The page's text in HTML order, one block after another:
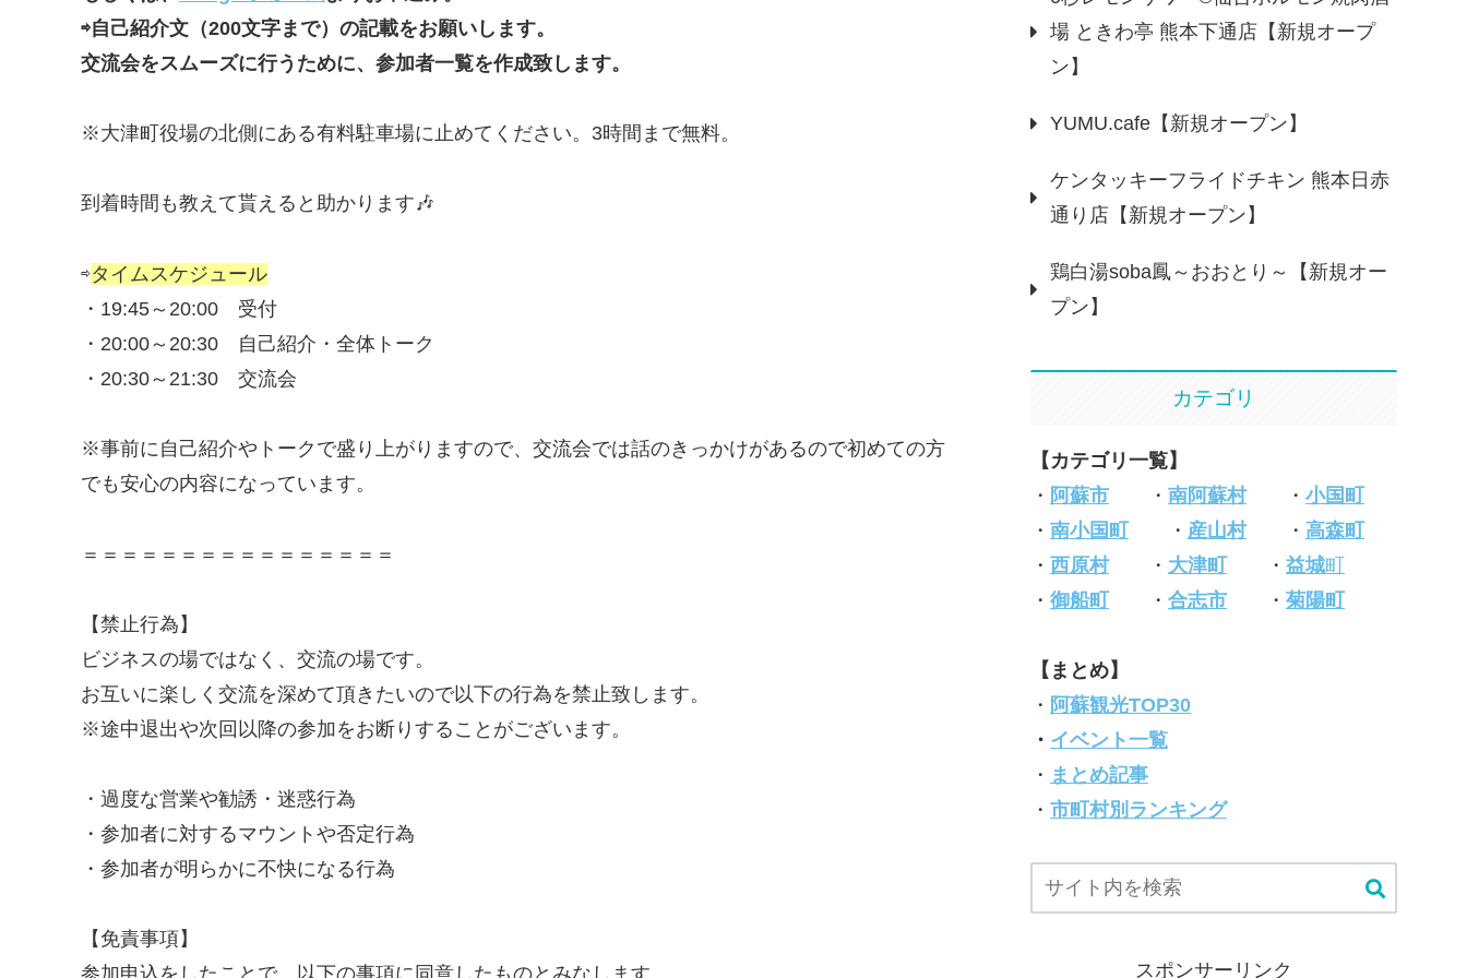
⇨自己紹介文（200文字まで）の記載をお願いします。
交流会をスムーズに行うために、参加者一覧を作成致します。
※大津町役場の北側にある有料駐車場に止めてください。3時間まで無料。
到着時間も教えて貰えると助かります🎶
⇨タイムスケジュール
・19:45～20:00 受付
・20:00～20:30 自己紹介・全体トーク
・20:30～21:30 交流会
※事前に自己紹介やトークで盛り上がりますので、交流会では話のきっかけがあるので初めての方
でも安心の内容になっています。
＝＝＝＝＝＝＝＝＝＝＝＝＝＝＝＝
【禁止行為】
ビジネスの場ではなく、交流の場です。
お互いに楽しく交流を深めて頂きたいので以下の行為を禁止致します。
​※途中退出や次回以降の参加をお断りすることがございます。
・過度な営業や勧誘・迷惑行為
・参加者に対するマウントや否定行為
・参加者が明らかに不快になる行為
【免責事項】
場 ときわ亭 熊本下通店【新規オープ
ン】
YUMU.cafe【新規オープン】
ケンタッキーフライドチキン 熊本日赤
通り店【新規オープン】
鶏白湯soba鳳～おおとり～【新規オー
プン】
カテゴリ
【カテゴリ一覧】
・ 阿蘇市 ・ 南阿蘇村・ 小国町
・ 南小国町 ・ 産山村・ 高森町
・ 西原村・ 大津町 ・ 益城町
・ 御船町 ・ 合志市 ・ 菊陽町
【まとめ】
・ 阿蘇観光TOP30
・ イベント一覧
・ まとめ記事
・ 市町村別ランキング
スポンサーリンク